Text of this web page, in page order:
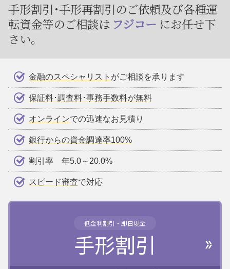
手形割引･手形再割引のご依頼及び各種運
転資金等のご相談は フジコー にお任せ下
さい。
金融のスペシャリスト がご相談を承ります
保証料･調査料･事務手数料が無料
オンラインでの迅速なお見積り
銀行からの資金調達率100%
割引率 年5.0～20.0%
スピード審査で対応
低金利割引・即日現金
手形割引